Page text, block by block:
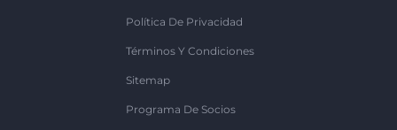
Política De Privacidad
Términos Y Condiciones
Sitemap
Programa De Socios